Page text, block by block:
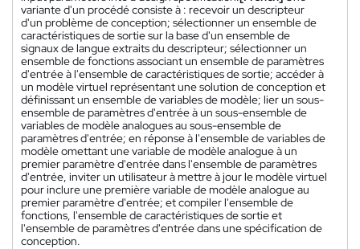
variante d'un procédé consiste à : recevoir un descripteur
d'un problème de conception; sélectionner un ensemble de
caractéristiques de sortie sur la base d'un ensemble de
signaux de langue extraits du descripteur; sélectionner un
ensemble de fonctions associant un ensemble de paramètres
d'entrée à l'ensemble de caractéristiques de sortie; accéder à
un modèle virtuel représentant une solution de conception et
définissant un ensemble de variables de modèle; lier un sous-
ensemble de paramètres d'entrée à un sous-ensemble de
variables de modèle analogues au sous-ensemble de
paramètres d'entrée; en réponse à l'ensemble de variables de
modèle omettant une variable de modèle analogue à un
premier paramètre d'entrée dans l'ensemble de paramètres
d'entrée, inviter un utilisateur à mettre à jour le modèle virtuel
pour inclure une première variable de modèle analogue au
premier paramètre d'entrée; et compiler l'ensemble de
fonctions, l'ensemble de caractéristiques de sortie et
l'ensemble de paramètres d'entrée dans une spécification de
conception.